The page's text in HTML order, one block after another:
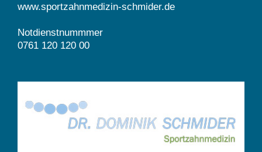
www.sportzahnmedizin-schmider.de
Notdienstnummmer
0761 120 120 00